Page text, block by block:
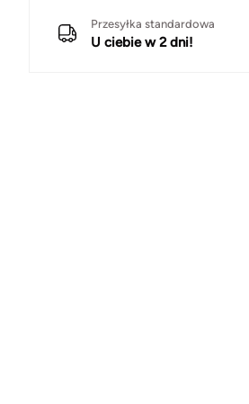
Przesyłka standardowa
U ciebie w 2 dni!